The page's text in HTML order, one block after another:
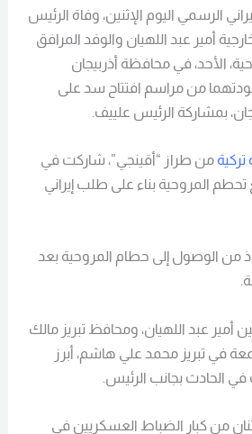
الرسمي اليوم الإثنين، وفاة الرئيس
أمير عبد اللهيان والوفد المرافق
الأحد، في محافظة أذربيجان
من مراسم افتتاح سد على
بمشاركة الرئيس علييف.
من طراز “أقينجي”، شاركت في
المروحية بناء على طلب إيراني
من الوصول إلى حطام المروحية بعد
أمير عبد اللهيان، ومحافظ تبريز مالك
في تبريز محمد علي هاشم، أبرز
الحادث بجانب الرئيس.
من كبار الضباط العسكريين في